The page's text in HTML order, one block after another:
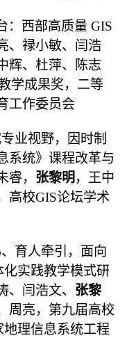
：西部高质量 GIS
、禄小敏、 闫浩
辉、杜萍、陈志
学成果奖，二等
工作委员会
业视野，因时制
系统》课程改革与
， 张黎明 ，王中
高校GIS论坛学术
育人牵引，面向
实践教学模式研
闫浩文、 张黎
周亮，第九届高校
理信息系统工程